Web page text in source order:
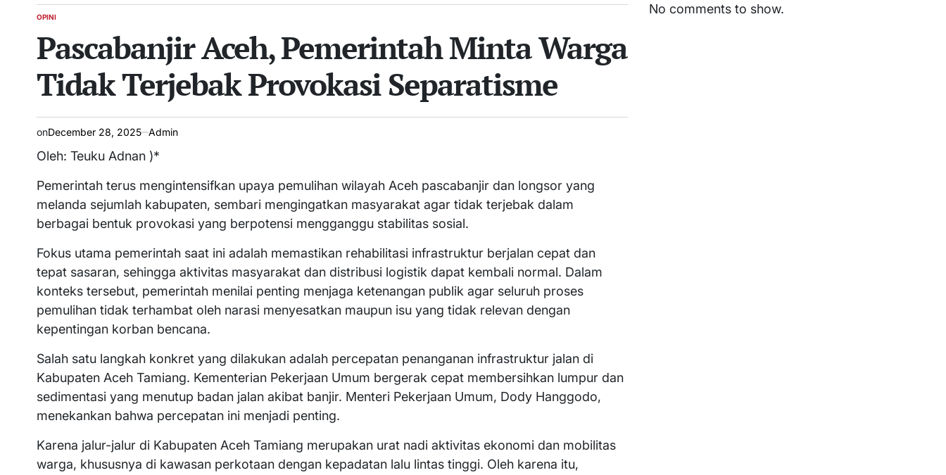
POSTED
OPINI
Pascabanjir Aceh, Pemerintah Minta Warga
Tidak Terjebak Provokasi Separatisme
onDecember 28, 2025 Admin
Oleh: Teuku Adnan )*
Pemerintah terus mengintensifkan upaya pemulihan wilayah Aceh pascabanjir dan longsor yang
melanda sejumlah kabupaten, sembari mengingatkan masyarakat agar tidak terjebak dalam
berbagai bentuk provokasi yang berpotensi mengganggu stabilitas sosial.
Fokus utama pemerintah saat ini adalah memastikan rehabilitasi infrastruktur berjalan cepat dan
tepat sasaran, sehingga aktivitas masyarakat dan distribusi logistik dapat kembali normal. Dalam
konteks tersebut, pemerintah menilai penting menjaga ketenangan publik agar seluruh proses
pemulihan tidak terhambat oleh narasi menyesatkan maupun isu yang tidak relevan dengan
kepentingan korban bencana.
Salah satu langkah konkret yang dilakukan adalah percepatan penanganan infrastruktur jalan di
Kabupaten Aceh Tamiang. Kementerian Pekerjaan Umum bergerak cepat membersihkan lumpur dan
sedimentasi yang menutup badan jalan akibat banjir. Menteri Pekerjaan Umum, Dody Hanggodo,
menekankan bahwa percepatan ini menjadi penting.
Karena jalur-jalur di Kabupaten Aceh Tamiang merupakan urat nadi aktivitas ekonomi dan mobilitas
warga, khususnya di kawasan perkotaan dengan kepadatan lalu lintas tinggi. Oleh karena itu,
No comments to show.